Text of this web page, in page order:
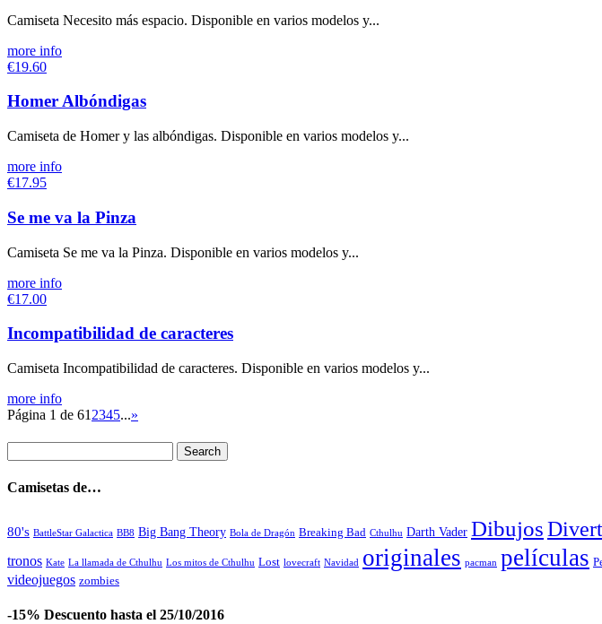
Camiseta Necesito más espacio. Disponible en varios modelos y...
more info
€19.60
Homer Albóndigas
Camiseta de Homer y las albóndigas. Disponible en varios modelos y...
more info
€17.95
Se me va la Pinza
Camiseta Se me va la Pinza. Disponible en varios modelos y...
more info
€17.00
Incompatibilidad de caracteres
Camiseta Incompatibilidad de caracteres. Disponible en varios modelos y...
more info
Página 1 de 61 2345...»
Camisetas de…
80's BattleStar Galactica BB8 Big Bang Theory Bola de Dragón Breaking Bad Cthulhu Darth Vader Dibujos
tronos Kate La llamada de Cthulhu Los mitos de Cthulhu Lost lovecraft Navidad originales pacman películas
videojuegos zombies
-15% Descuento hasta el 25/10/2016